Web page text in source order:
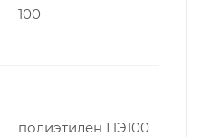
100
полиэтилен ПЭ100